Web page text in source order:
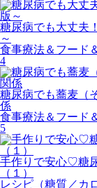
糖尿病でも大丈夫
～
食事療法＆フード
4
糖尿病でも蕎麦（
係
食事療法＆フード
5
手作りで安心♡糖
（１）
レシピ（糖質／カ